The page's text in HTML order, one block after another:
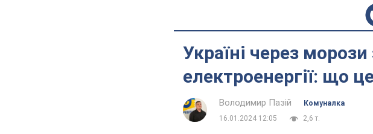
Україні через
електроенергії: що
Володимир Пазій
Комуналка
16.01.2024 12:05
2,6 т.